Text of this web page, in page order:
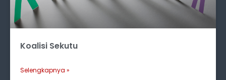
Koalisi Sekutu
Selengkapnya »